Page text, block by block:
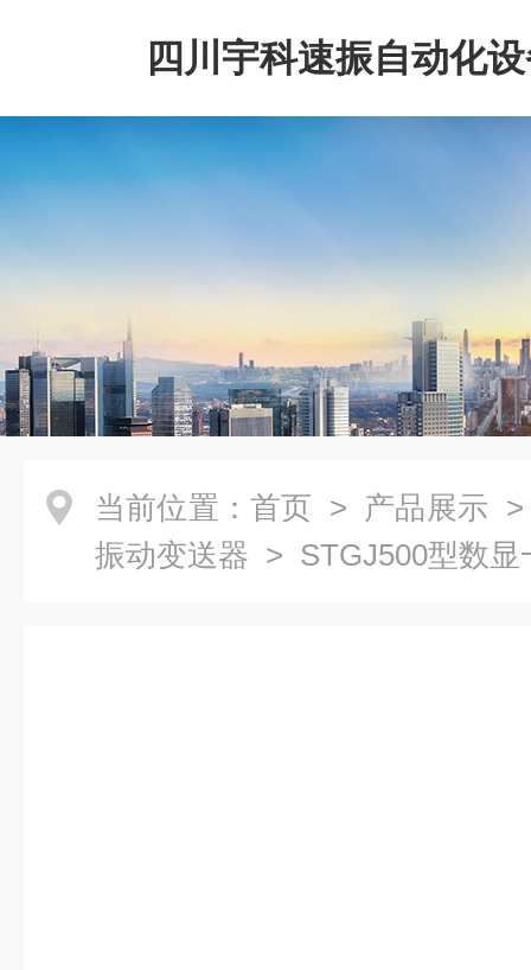
四川宇科速振自动化
公司
当前位置： 首页 > 产品展示
振动变送器 > STGJ500型数显